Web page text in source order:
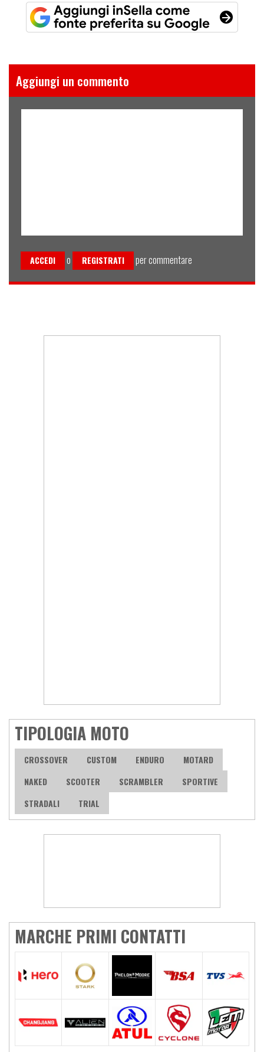
Aggiungi un commento
ACCEDI o REGISTRATI per commentare
TIPOLOGIA MOTO
CROSSOVER CUSTOM ENDURO
MOTARD
NAKED
SCOOTER SCRAMBLER
SPORTIVE
STRADALI
TRIAL
MARCHE PRIMI CONTATTI